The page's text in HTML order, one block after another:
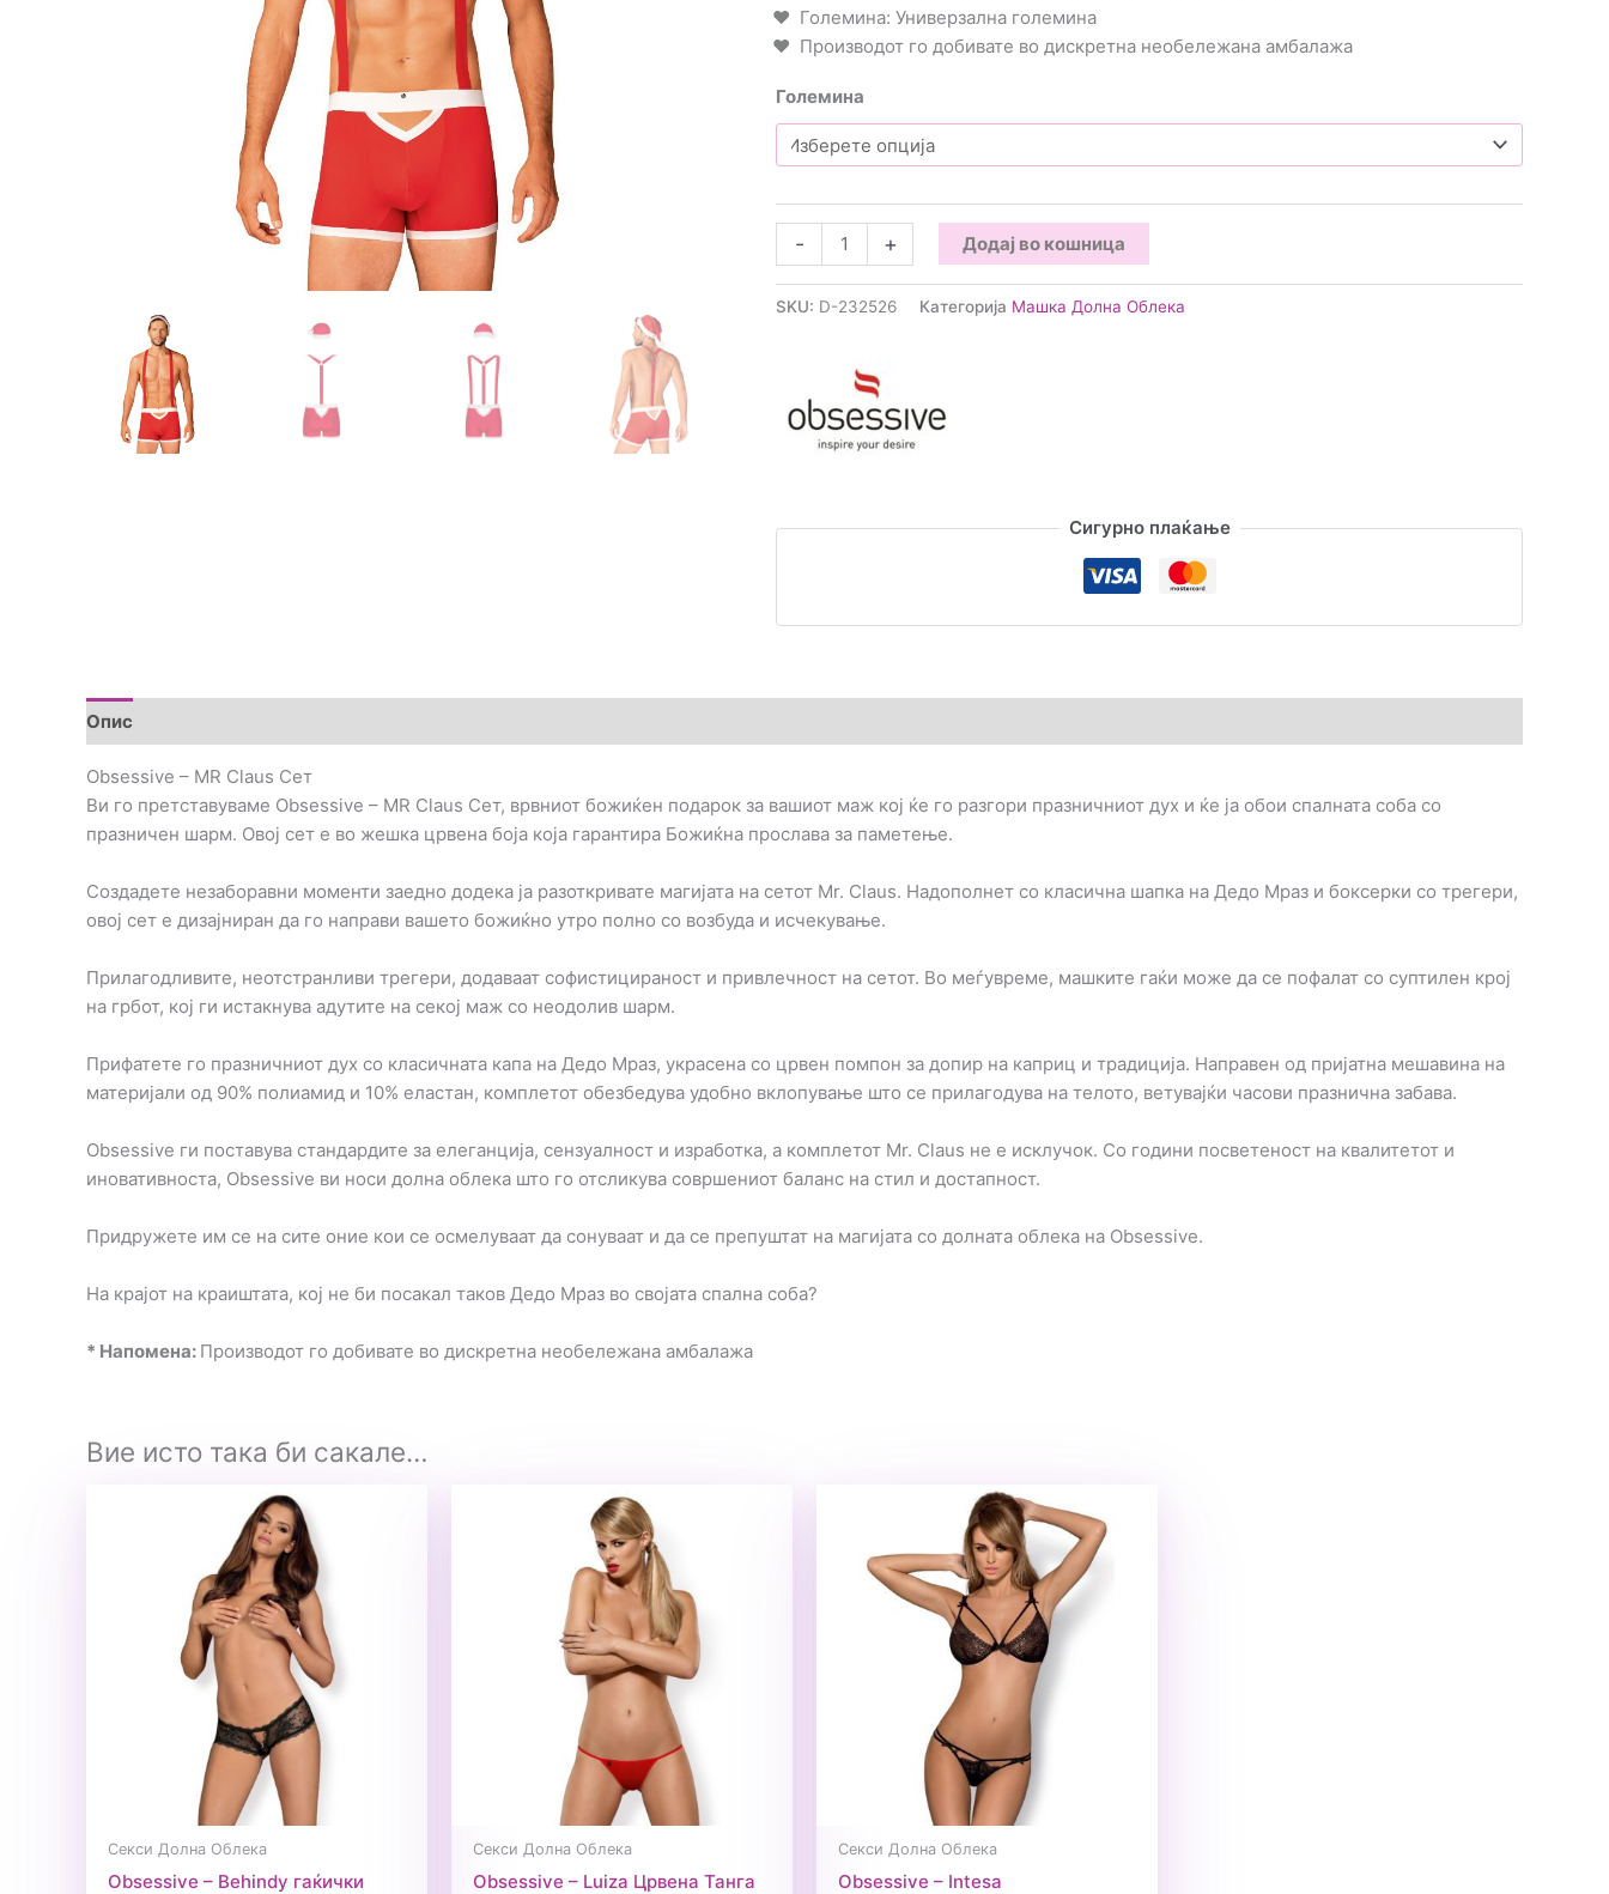
Големина: Универзална големина
Производот го добивате во дискретна необележана амбалажа
Големина
-
Obsessive
-
MR
количина
+ Додај во кошница
SKU: D-232526 Категорија Машка Долна Облека
Сигурно плаќање
Опис
Obsessive – MR Claus Сет
Ви го претставуваме Obsessive – MR Claus Сет, врвниот божиќен подарок за вашиот маж кој ќе го разгори празничниот дух и ќе ја обои спалната соба со
празничен шарм. Овој сет е во жешка црвена боја која гарантира Божиќна прослава за паметење.
Создадете незаборавни моменти заедно додека ја разоткривате магијата на сетот Mr. Claus. Надополнет со класична шапка на Дедо Мраз и боксерки со трегери,
овој сет е дизајниран да го направи вашето божиќно утро полно со возбуда и исчекување.
Прилагодливите, неотстранливи трегери, додаваат софистицираност и привлечност на сетот. Во меѓувреме, машките гаќи може да се пофалат со суптилен крој
на грбот, кој ги истакнува адутите на секој маж со неодолив шарм.
Прифатете го празничниот дух со класичната капа на Дедо Мраз, украсена со црвен помпон за допир на каприц и традиција. Направен од пријатна мешавина на
материјали од 90% полиамид и 10% еластан, комплетот обезбедува удобно вклопување што се прилагодува на телото, ветувајќи часови празнична забава.
Obsessive ги поставува стандардите за елеганција, сензуалност и изработка, а комплетот Mr. Claus не е исклучок. Со години посветеност на квалитетот и
иновативноста, Obsessive ви носи долна облека што го отсликува совршениот баланс на стил и достапност.
Придружете им се на сите оние кои се осмелуваат да сонуваат и да се препуштат на магијата со долната облека на Obsessive.
На крајот на краиштата, кој не би посакал таков Дедо Мраз во својата спална соба?
* Напомена: Производот го добивате во дискретна необележана амбалажа
Вие исто така би сакале…
Секси Долна Облека
Obsessive – Behindy гаќички
Секси Долна Облека
Obsessive – Luiza Црвена Танга
Секси Долна Облека
Obsessive – Intesa